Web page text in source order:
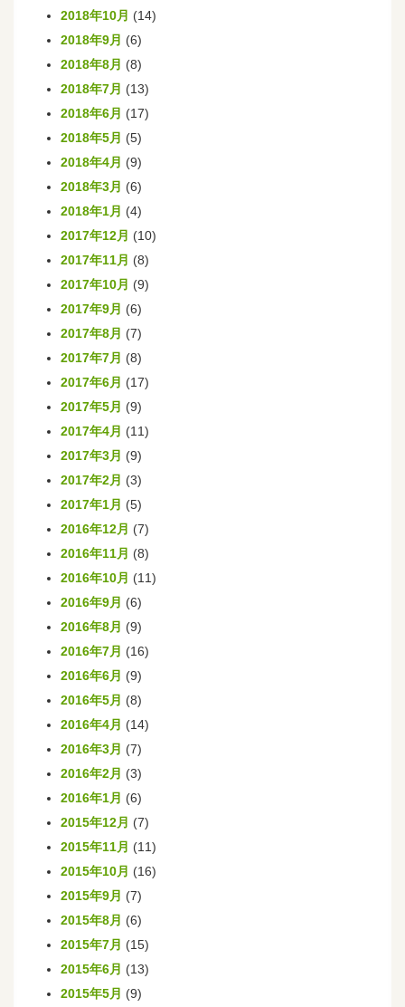
2018年10月 (14)
2018年9月 (6)
2018年8月 (8)
2018年7月 (13)
2018年6月 (17)
2018年5月 (5)
2018年4月 (9)
2018年3月 (6)
2018年1月 (4)
2017年12月 (10)
2017年11月 (8)
2017年10月 (9)
2017年9月 (6)
2017年8月 (7)
2017年7月 (8)
2017年6月 (17)
2017年5月 (9)
2017年4月 (11)
2017年3月 (9)
2017年2月 (3)
2017年1月 (5)
2016年12月 (7)
2016年11月 (8)
2016年10月 (11)
2016年9月 (6)
2016年8月 (9)
2016年7月 (16)
2016年6月 (9)
2016年5月 (8)
2016年4月 (14)
2016年3月 (7)
2016年2月 (3)
2016年1月 (6)
2015年12月 (7)
2015年11月 (11)
2015年10月 (16)
2015年9月 (7)
2015年8月 (6)
2015年7月 (15)
2015年6月 (13)
2015年5月 (9)